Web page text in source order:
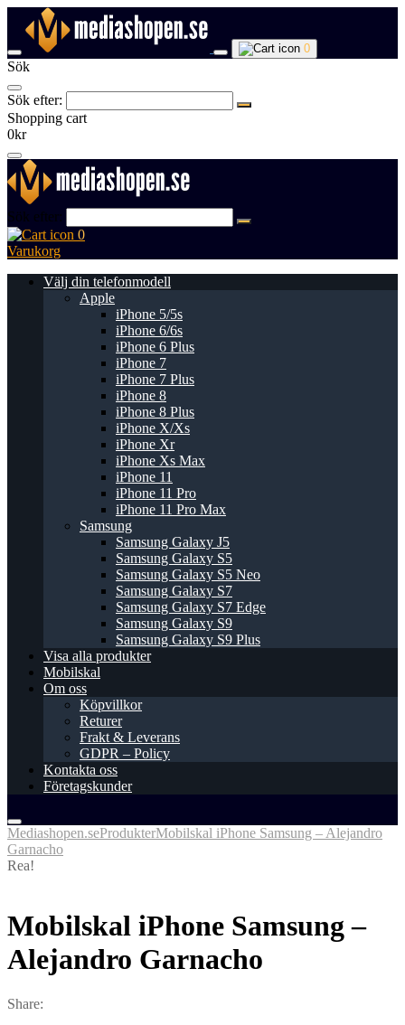
0
Sök
Sök efter:
Shopping cart
0kr
Sök efter:
0
Varukorg
Välj din telefonmodell
Apple
iPhone 5/5s
iPhone 6/6s
iPhone 6 Plus
iPhone 7
iPhone 7 Plus
iPhone 8
iPhone 8 Plus
iPhone X/Xs
iPhone Xr
iPhone Xs Max
iPhone 11
iPhone 11 Pro
iPhone 11 Pro Max
Samsung
Samsung Galaxy J5
Samsung Galaxy S5
Samsung Galaxy S5 Neo
Samsung Galaxy S7
Samsung Galaxy S7 Edge
Samsung Galaxy S9
Samsung Galaxy S9 Plus
Visa alla produkter
Mobilskal
Om oss
Köpvillkor
Returer
Frakt & Leverans
GDPR – Policy
Kontakta oss
Företagskunder
Mediashopen.seProdukterMobilskal iPhone Samsung – Alejandro
Garnacho
Rea!
Mobilskal iPhone Samsung –
Alejandro Garnacho
Share: